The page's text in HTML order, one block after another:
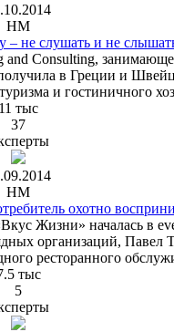
HM
не слушать и не
Consulting,
в Греции и
и гостиничного
тыс
37
HM
охотно
Жизни» началась в
организаций, Павел
ресторанного
тыс
5